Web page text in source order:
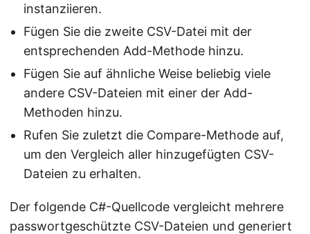
instanziieren.
Fügen Sie die zweite CSV-Datei mit der
entsprechenden Add-Methode hinzu.
Fügen Sie auf ähnliche Weise beliebig viele
andere CSV-Dateien mit einer der Add-
Methoden hinzu.
Rufen Sie zuletzt die Compare-Methode auf,
um den Vergleich aller hinzugefügten CSV-
Dateien zu erhalten.
Der folgende C#-Quellcode vergleicht mehrere
passwortgeschützte CSV-Dateien und generiert